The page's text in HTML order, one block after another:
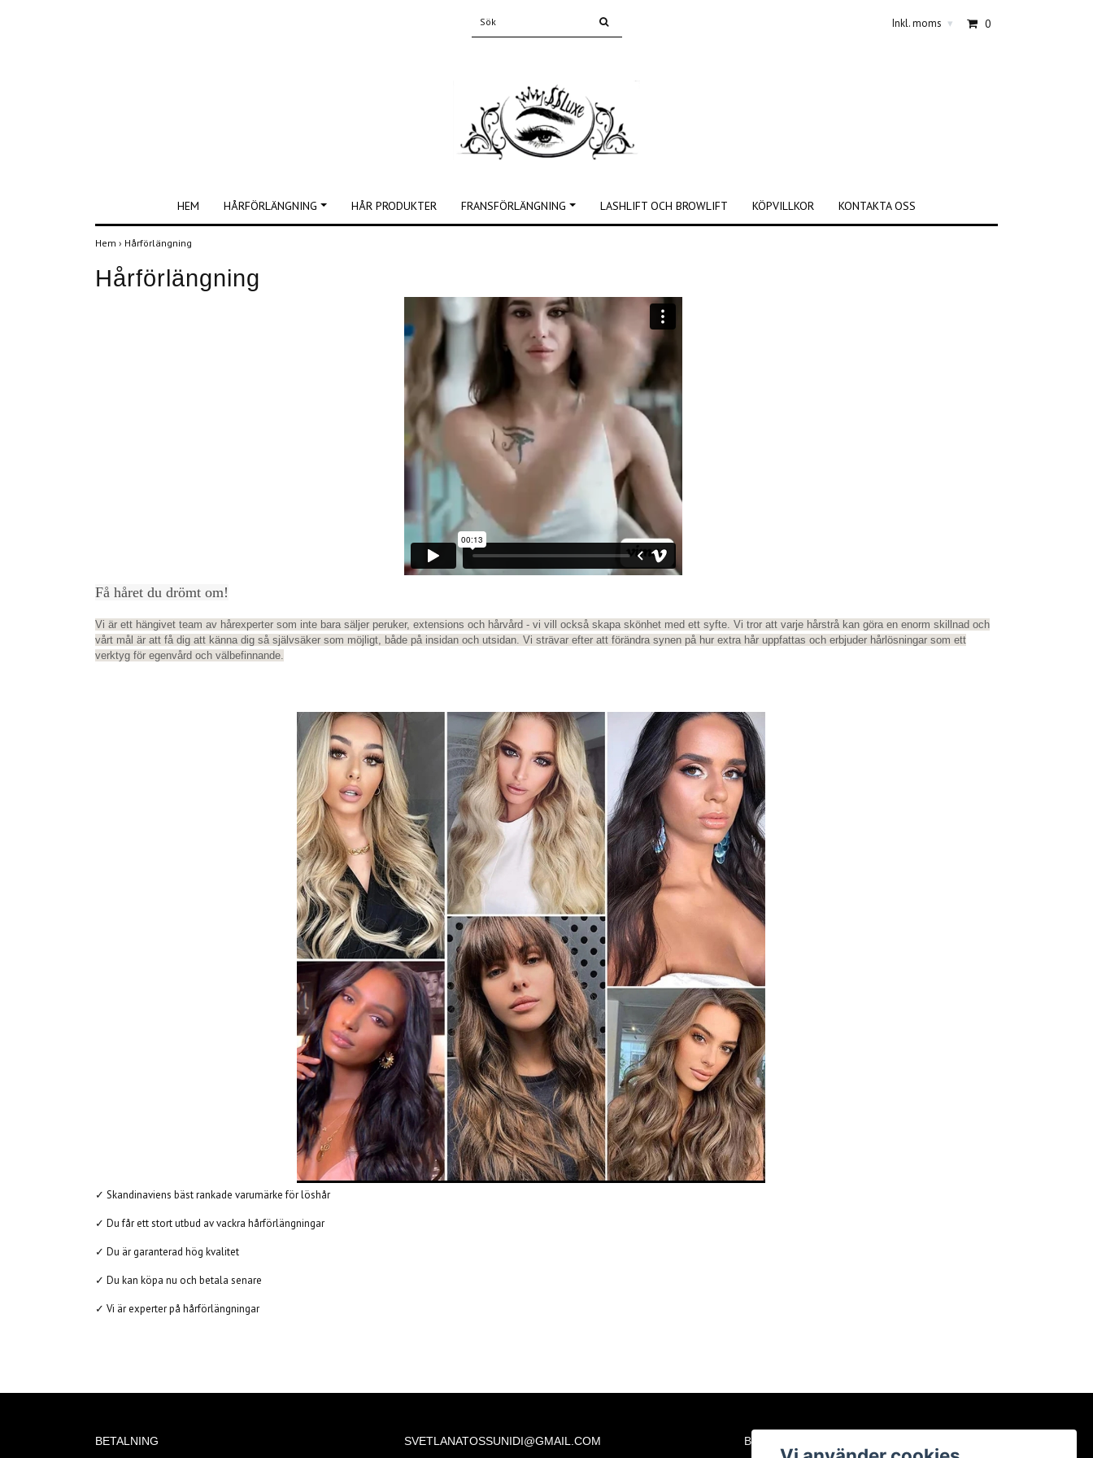
Inkl. moms ▾ 0
HEM HÅRFÖRLÄNGNING HÅR PRODUKTER FRANSFÖRLÄNGNING LASHLIFT OCH BROWLIFT KÖPVILLKOR KONTAKTA OSS
Hem › Hårförlängning
Hårförlängning
Få håret du drömt om!
Vi är ett hängivet team av hårexperter som inte bara säljer peruker, extensions och hårvård - vi vill också skapa skönhet med ett syfte. Vi tror att varje hårstrå kan göra en enorm skillnad och
vårt mål är att få dig att känna dig så självsäker som möjligt, både på insidan och utsidan. Vi strävar efter att förändra synen på hur extra hår uppfattas och erbjuder hårlösningar som ett
verktyg för egenvård och välbefinnande.
✓ Skandinaviens bäst rankade varumärke för löshår
✓ Du får ett stort utbud av vackra hårförlängningar
✓ Du är garanterad hög kvalitet
✓ Du kan köpa nu och betala senare
✓ Vi är experter på hårförlängningar
BETALNING SVETLANATOSSUNIDI@GMAIL.COM BETALSÄTT